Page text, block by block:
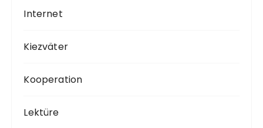
Internet
Kiezväter
Kooperation
Lektüre